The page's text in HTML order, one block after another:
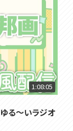
1:08:05
ゆる～いラジオ